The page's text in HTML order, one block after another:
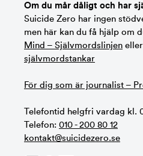
Om du mår dåligt och har
Suicide Zero har ingen
men här kan du få hjälp om
Mind – Självmordslinjen eller
självmordstankar
För dig som är journalist –
Telefontid helgfri vardag kl.
Telefon: 010 - 200 80 12
kontakt@suicidezero.se